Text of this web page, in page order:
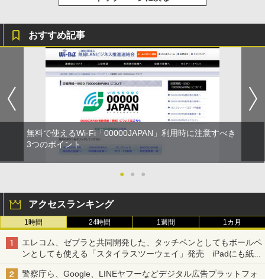
おすすめ記事
無料で使えるWi-Fi「00000JAPAN」利用時に注意すべき
3つのポイント
● ● ●
アクセスランキング
1時間 24時間 1週間 1カ月
エレコム、ゼブラと共同開発した、タッチペンとしてもボールペ
ンとしても使える「スタイラスツーウェイ」発売 iPadにも紙に
も、持ち替えずに書き込める
警察庁ら、Google、LINEヤフーなどデジタル広告プラットフォ